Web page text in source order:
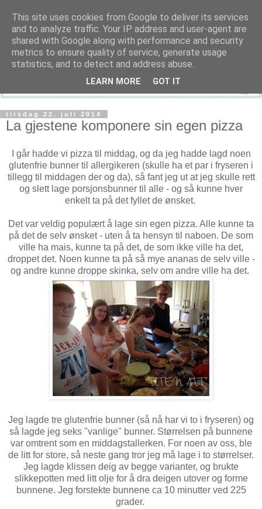
tirsdag 22. juli 2014
La gjestene komponere sin egen pizza
I går hadde vi pizza til middag, og da jeg hadde lagd noen
glutenfrie bunner til allergikeren (skulle ha et par i fryseren i
tillegg til middagen der og da), så fant jeg ut at jeg skulle rett
og slett lage porsjonsbunner til alle - og så kunne hver
enkelt ta på det fyllet de ønsket.
Det var veldig populært å lage sin egen pizza. Alle kunne ta
på det de selv ønsket - uten å ta hensyn til naboen. De som
ville ha mais, kunne ta på det, de som ikke ville ha det,
droppet det. Noen kunne ta på så mye ananas de selv ville -
og andre kunne droppe skinka, selv om andre ville ha det.
Jeg lagde tre glutenfrie bunner (så nå har vi to i fryseren) og
så lagde jeg seks "vanlige" bunner. Størrelsen på bunnene
var omtrent som en middagstallerken. For noen av oss, ble
de litt for store, så neste gang tror jeg må lage i to størrelser.
Jeg lagde klissen deig av begge varianter, og brukte
slikkepotten med litt olje for å dra deigen utover og forme
bunnene. Jeg forstekte bunnene ca 10 minutter ved 225
grader.
This site uses cookies from Google to deliver its services
and to analyze traffic. Your IP address and user-agent are
shared with Google along with performance and security
metrics to ensure quality of service, generate usage
statistics, and to detect and address abuse.
LEARN MORE GOT IT